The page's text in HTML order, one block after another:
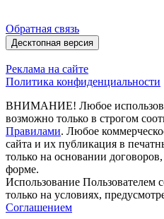
Обратная связь
Десктопная версия
Реклама на сайте
Политика конфиденциальности
ВНИМАНИЕ! Любое
возможно только в строгом
Правилами. Любое
сайта и их публикация в
только на основании
форме.
Использование Пользователем
только на условиях,
Соглашением